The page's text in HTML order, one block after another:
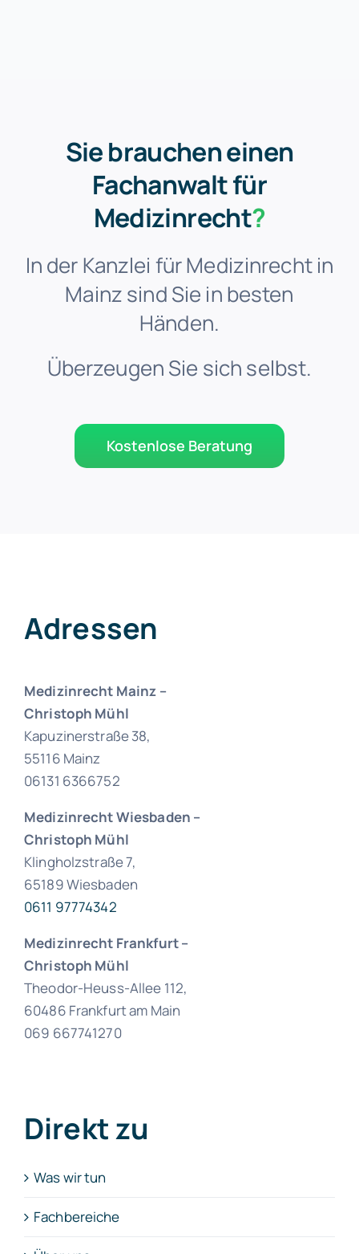
Sie brauchen einen
Fachanwalt für
Medizinrecht?
In der Kanzlei für Medizinrecht in
Mainz sind Sie in besten
Händen.
Überzeugen Sie sich selbst.
Kostenlose Beratung
Adressen
Medizinrecht Mainz –
Christoph Mühl
Kapuzinerstraße 38,
55116 Mainz
06131 6366752
Medizinrecht Wiesbaden –
Christoph Mühl
Klingholzstraße 7,
65189 Wiesbaden
0611 97774342
Medizinrecht Frankfurt–
Christoph Mühl
Theodor-Heuss-Allee 112,
60486 Frankfurt am Main
069 667741270
Direkt zu
Was wir tun
Fachbereiche